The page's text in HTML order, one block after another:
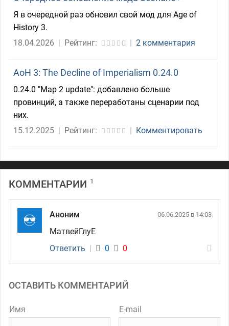
Я в очередной раз обновил свой мод для Age of
History 3.
18.04.2026 | Рейтинг: | 2 комментария
AoH 3: The Decline of Imperialism 0.24.0
0.24.0 "Map 2 update": добавлено больше
провинций, а также переработаны сценарии под
них.
15.12.2025 | Рейтинг: | Комментировать
КОММЕНТАРИИ 1
Аноним 06.06.2025 в 14:03
МатвейГлуЕ
Ответить | 0 0
ОСТАВИТЬ КОММЕНТАРИЙ
Имя E-mail